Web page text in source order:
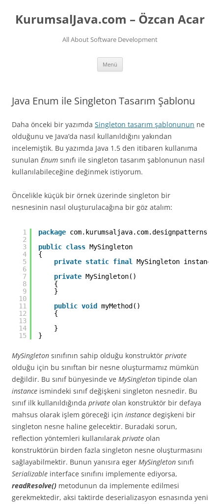
KurumsalJava.com – Özcan Acar
All About Software Development
Menü
Java Enum ile Singleton Tasarım Şablonu
Daha önceki bir yazımda Singleton tasarım şablonunun ne
olduğunu ve Java’da nasıl kullanıldığını yakından
incelemiştik. Bu yazımda Java 1.5 den itibaren kullanıma
sunulan Enum sınıfı ile singleton tasarım şablonunun nasıl
kullanılabileceğine değinmek istiyorum.
Öncelikle küçük bir örnek üzerinde singleton bir
nesnesinin nasıl oluşturulacağına bir göz atalım:
1
2
3
4
5
6
7
8
9
10
11
12
13
14
15
package
public class MySingleton
{
private static final
MySingleton
private MySingleton()
{
}
public void
myMethod()
{
}
}
MySingleton sınıfının sahip olduğu konstruktör private
olduğu için bu sınıftan bir nesne oluşturmamız mümkün
değildir. Bu sınıf bünyesinde ve MySingleton tipinde olan
instance ismindeki sınıf değişkeni singleton nesnedir. Bu
sınıf ilk kullanıldığında private olan konstruktör bir defaya
mahsus olarak işlem göreceği için instance degişkeni bir
singleton nesne haline gelecektir. Buradaki sorun,
reflection yöntemleri kullanılarak private olan
konstruktörün birden fazla singleton nesne oluşturmasını
sağlayabilmektir. Bunun yanısıra eger MySingleton sınıfı
Serializable interface sınıfını implemente ediyorsa,
readResolve() metodunun da implemente edilmesi
gerekmektedir, aksi taktirde deserializasyon esnasında yeni